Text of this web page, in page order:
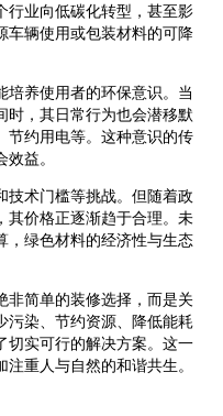
行业向低碳化转型，甚至影
车辆使用或包装材料的可降
培养使用者的环保意识。当
时，其日常行为也会潜移默
节约用电等。这种意识的传
益。
技术门槛等挑战。但随着政
其价格正逐渐趋于合理。未
，绿色材料的经济性与生态
非简单的装修选择，而是关
污染、节约资源、降低能耗
切实可行的解决方案。这一
重人与自然的和谐共生。